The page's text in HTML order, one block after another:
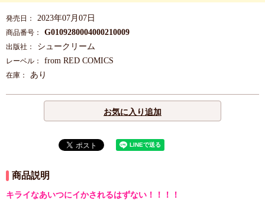
発売日： 2023年07月07日
商品番号： G0109280004000210009
出版社： シュークリーム
レーベル： from RED COMICS
在庫： あり
お気に入り追加
商品説明
キライなあいつにイかされるはずない！！！！